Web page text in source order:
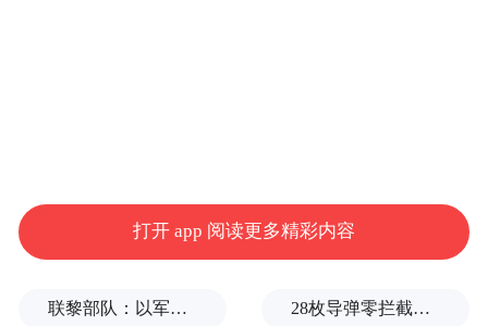
拜尔斯生物总部位于中国香港，致力于治疗
病。拜尔斯生物在金坛经济开发区投资建设
打开 app 阅读更多精彩内容
联黎部队：以军单日向黎发射113枚炮弹 28枚导弹零拦截！基辅防空失灵，西方靠不住了